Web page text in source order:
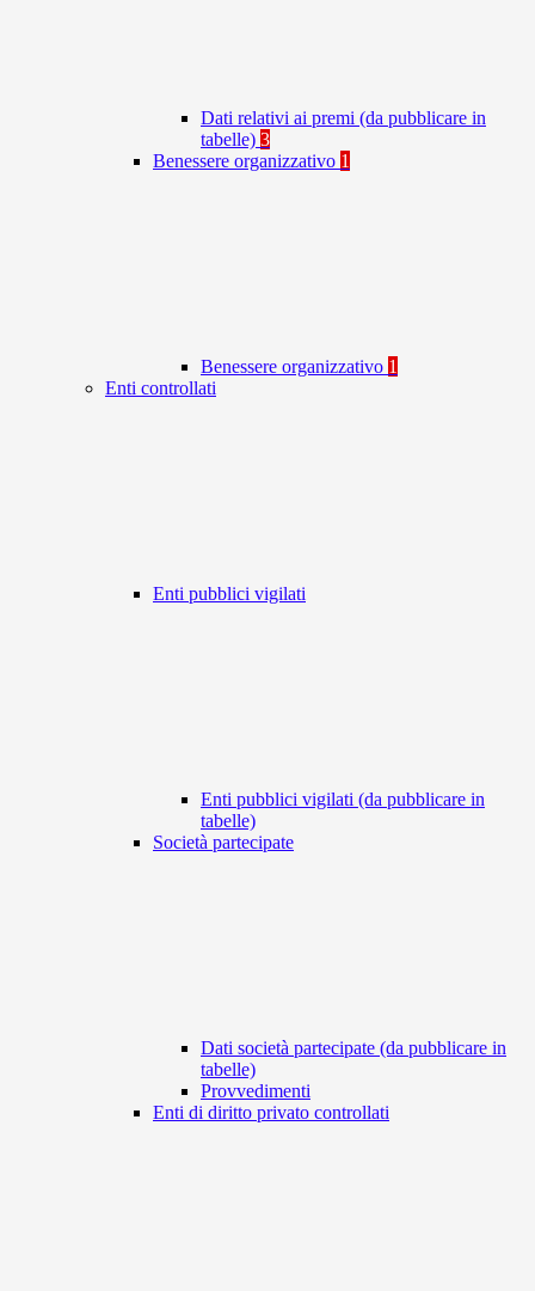
Dati relativi ai premi (da pubblicare in
tabelle) 3
Benessere organizzativo 1
Benessere organizzativo 1
Enti controllati
Enti pubblici vigilati
Enti pubblici vigilati (da pubblicare in
tabelle)
Società partecipate
Dati società partecipate (da pubblicare in
tabelle)
Provvedimenti
Enti di diritto privato controllati